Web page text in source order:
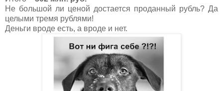
Не большой ли ценой достается проданный рубль? Да
целыми тремя рублями!
Деньги вроде есть, а вроде и нет.